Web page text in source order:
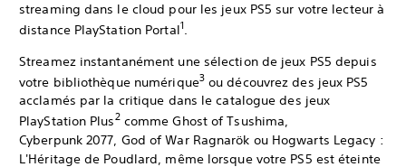
streaming dans le cloud pour les jeux PS5 sur votre lecteur à
distance PlayStation Portal1.
Streamez instantanément une sélection de jeux PS5 depuis
votre bibliothèque numérique3ou découvrez des jeux PS5
acclamés par la critique dans le catalogue des jeux
PlayStation Plus2comme Ghost of Tsushima,
Cyberpunk 2077, God of War Ragnarök ou Hogwarts Legacy :
L'Héritage de Poudlard, même lorsque votre PS5 est éteinte